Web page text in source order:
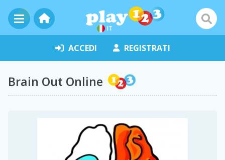
IT
ACCEDI REGISTRATI
Brain Out Online